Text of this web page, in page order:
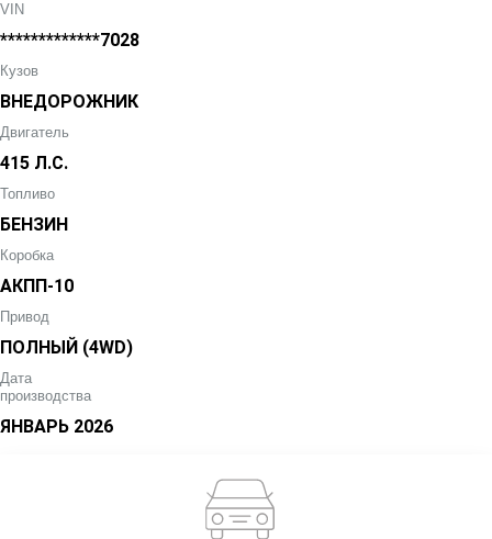
VIN
*************7028
Кузов
ВНЕДОРОЖНИК
Двигатель
415 Л.С.
Топливо
БЕНЗИН
Коробка
АКПП-10
Привод
ПОЛНЫЙ (4WD)
Дата
производства
ЯНВАРЬ 2026